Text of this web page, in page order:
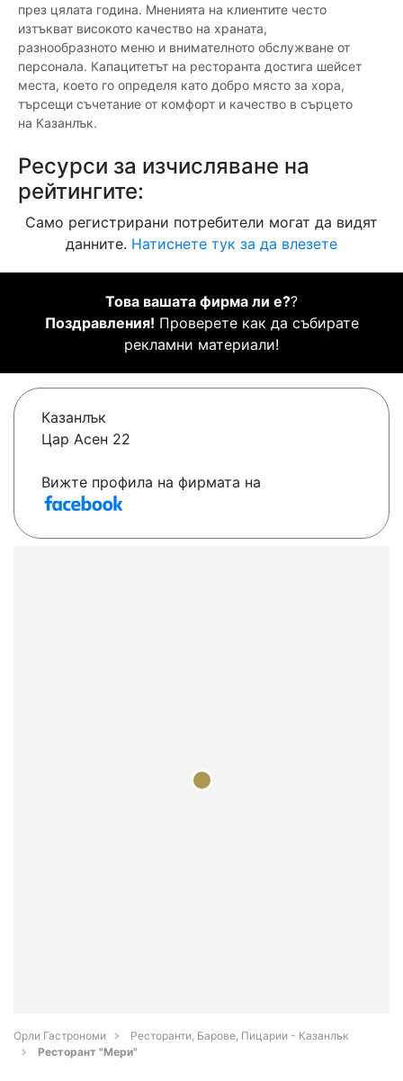
през цялата година. Мненията на клиентите често
изтъкват високото качество на храната,
разнообразното меню и внимателното обслужване от
персонала. Капацитетът на ресторанта достига шейсет
места, което го определя като добро място за хора,
търсещи съчетание от комфорт и качество в сърцето
на Казанлък.
Ресурси за изчисляване на
рейтингите:
Само регистрирани потребители могат да видят
данните. Натиснете тук за да влезете
Това вашата фирма ли е??
Поздравления! Проверете как да събирате
рекламни материали!
Казанлък
Цар Асен 22
Вижте профила на фирмата на
Орли Гастрономи
Ресторанти, Барове, Пицарии - Казанлък
Ресторант "Мери"